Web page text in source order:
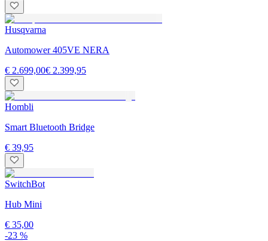
Husqvarna
Automower 405VE NERA
€ 2.699,00€ 2.399,95
Hombli
Smart Bluetooth Bridge
€ 39,95
SwitchBot
Hub Mini
€ 35,00
-23 %